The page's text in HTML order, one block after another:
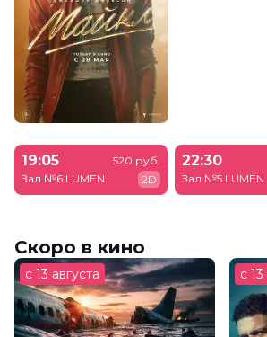
19:05
Зал №6 LUMEN
520 руб.
2D
22:30
Зал №5 LUMEN
Скоро в кино
с 13 августа с